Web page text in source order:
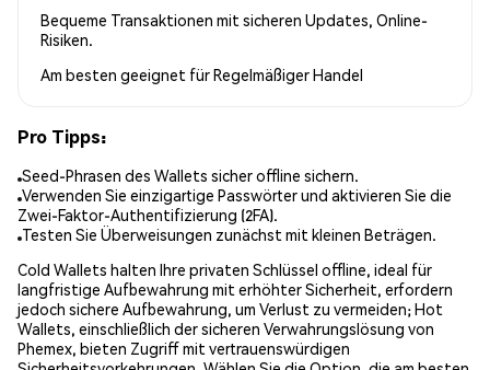
Bequeme Transaktionen mit sicheren Updates, Online-
Risiken.
Am besten geeignet fürRegelmäßiger Handel
Pro Tipps:
Seed-Phrasen des Wallets sicher offline sichern.
Verwenden Sie einzigartige Passwörter und aktivieren Sie die
Zwei-Faktor-Authentifizierung (2FA).
Testen Sie Überweisungen zunächst mit kleinen Beträgen.
Cold Wallets halten Ihre privaten Schlüssel offline, ideal für
langfristige Aufbewahrung mit erhöhter Sicherheit, erfordern
jedoch sichere Aufbewahrung, um Verlust zu vermeiden; Hot
Wallets, einschließlich der sicheren Verwahrungslösung von
Phemex, bieten Zugriff mit vertrauenswürdigen